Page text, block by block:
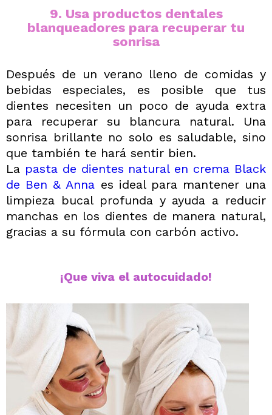
9. Usa productos dentales
blanqueadores para recuperar tu
sonrisa
Después de un verano lleno de comidas y
bebidas especiales, es posible que tus
dientes necesiten un poco de ayuda extra
para recuperar su blancura natural. Una
sonrisa brillante no solo es saludable, sino
que también te hará sentir bien.
La pasta de dientes natural en crema Black
de Ben & Anna es ideal para mantener una
limpieza bucal profunda y ayuda a reducir
manchas en los dientes de manera natural,
gracias a su fórmula con carbón activo.
¡Que viva el autocuidado!